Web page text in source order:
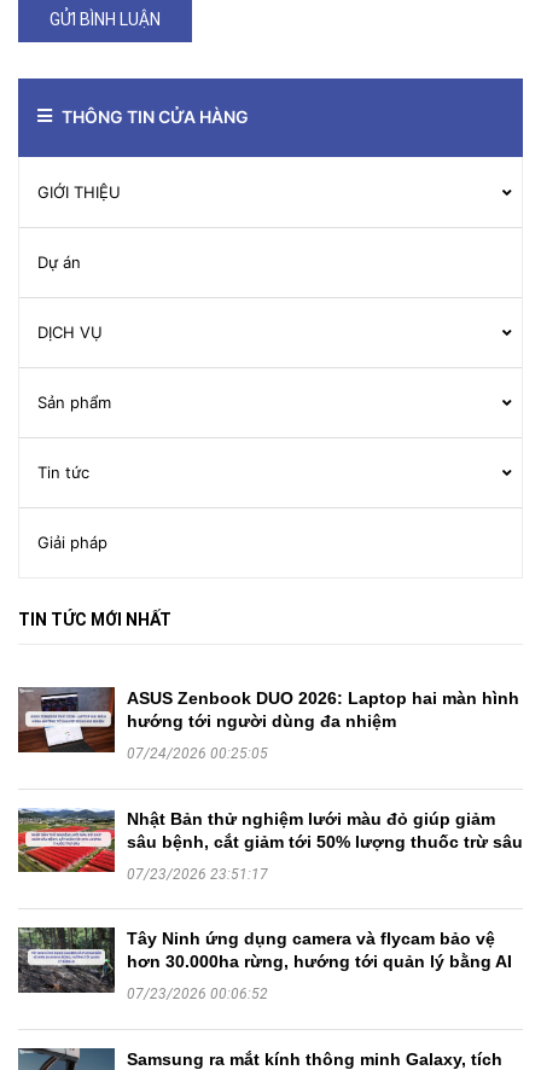
THÔNG TIN CỬA HÀNG
GIỚI THIỆU
Dự án
DỊCH VỤ
Sản phẩm
Tin tức
Giải pháp
TIN TỨC MỚI NHẤT
ASUS Zenbook DUO 2026: Laptop hai màn hình
hướng tới người dùng đa nhiệm
07/24/2026 00:25:05
Nhật Bản thử nghiệm lưới màu đỏ giúp giảm
sâu bệnh, cắt giảm tới 50% lượng thuốc trừ sâu
07/23/2026 23:51:17
Tây Ninh ứng dụng camera và flycam bảo vệ
hơn 30.000ha rừng, hướng tới quản lý bằng AI
07/23/2026 00:06:52
Samsung ra mắt kính thông minh Galaxy, tích
GỬI BÌNH LUẬN